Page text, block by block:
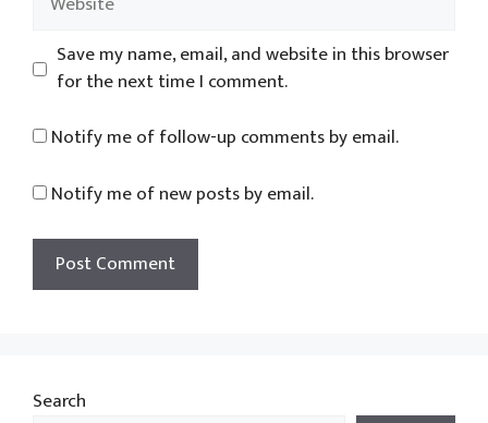
Save my name, email, and website in this browser
for the next time I comment.
Notify me of follow-up comments by email.
Notify me of new posts by email.
Search